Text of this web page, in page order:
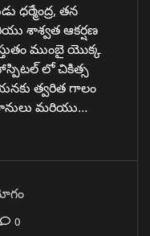
ధర్మేంద్ర, తన
శాశ్వత ఆకర్షణ
ముంబై యొక్క
లో చికిత్స
త్వరిత గాలం
మరియు…
0